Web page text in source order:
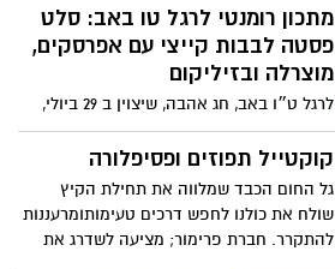
מתכון לפוקאצ'ה עמוקה וזהובה עם נקניקיות
בראטוורסט, בצל מקורמל וטימין - מנה
עשירה ומרשימה שמשלבת בצק אוורירי,
נקניקיות עסיסיות, בצלים מתקתקים, עלי
טימין טריים ושמן זית. התוצאה היא ארוחה
שלמה חמה ומשביעה שמגישים ישר מהתבנית
למרכז השולחן.
מתכון רומנטי לרגל טו באב: סלט
פסטה לבבות קייצי עם אפרסקים,
מוצרלה ובזיליקום
לרגל ט״ו באב, חג אהבה, שיצוין ב 29 ביולי,
המותג האיטלקי ברילה משיק במהדורה
מוגבלת, פסטה בצורת לבבות, ומציע מתכון
טעים, קליל ורומנטי שנועד להפוך את
הארוחה למחווה קטנה של אהבה: סלט
פסטה לבבות קיצי עם אפרסקים, מוצרלה
קוקטייל תפוזים ופסיפלורה
גל החום הכבד שמלווה את תחילת הקיץ
שולח את כולנו לחפש דרכים טעימותומרעננות
להתקרר. חברת פרימור; מציעה לשדרג את